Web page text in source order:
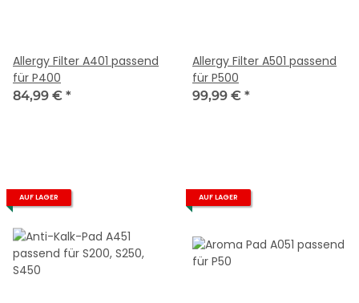
Allergy Filter A401 passend
für P400
84,99 € *
Allergy Filter A501 passend
für P500
99,99 € *
AUF LAGER AUF LAGER